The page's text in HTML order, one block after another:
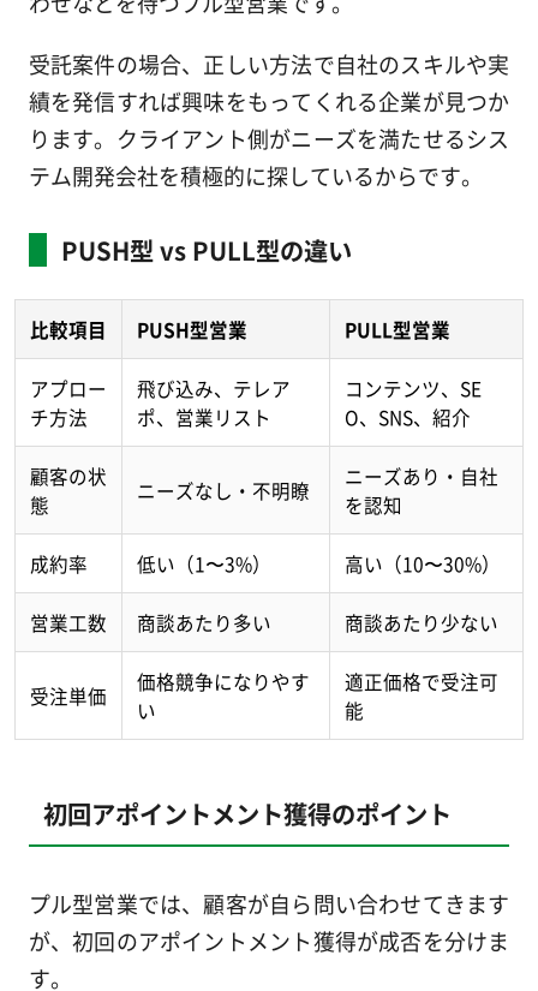
受託案件の場合、正しい方法で自社のスキルや実
績を発信すれば興味をもってくれる企業が見つか
ります。クライアント側がニーズを満たせるシス
テム開発会社を積極的に探しているからです。
PUSH型 vs PULL型の違い
比較項目 PUSH型営業 PULL型営業
アプロー
チ方法
飛び込み、テレア
ポ、営業リスト
コンテンツ、SE
O、SNS、紹介
顧客の状
態
ニーズなし・不明瞭
ニーズあり・自社
を認知
成約率 低い（1〜3%） 高い（10〜30%）
営業工数 商談あたり多い 商談あたり少ない
受注単価
価格競争になりやす
い
適正価格で受注可
能
初回アポイントメント獲得のポイント
プル型営業では、顧客が自ら問い合わせてきます
が、初回のアポイントメント獲得が成否を分けま
す。